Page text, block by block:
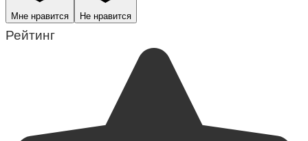
Мне нравится Не нравится
Рейтинг